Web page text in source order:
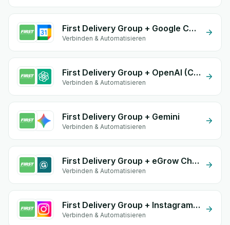
First Delivery Group + Google Calendar
Verbinden & Automatisieren
First Delivery Group + OpenAI (ChatGPT)
Verbinden & Automatisieren
First Delivery Group + Gemini
Verbinden & Automatisieren
First Delivery Group + eGrow Chat Widget
Verbinden & Automatisieren
First Delivery Group + Instagram Comment
Verbinden & Automatisieren